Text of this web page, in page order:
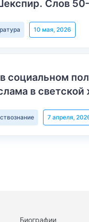
Слов
10 мая, 2026
социальном
в светской
7 апреля,
Биографии